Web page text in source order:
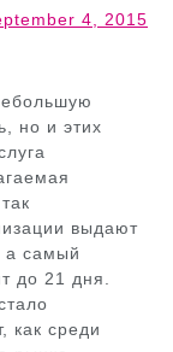
4, 2015
но и этих
выдают
а самый
до 21 дня.
как среди